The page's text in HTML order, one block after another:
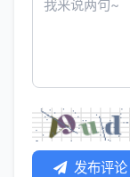
发布评论